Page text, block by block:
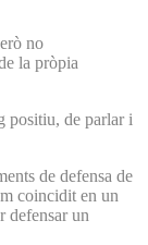
no
la pròpia
positiu, de parlar i
de defensa de
coincidit en un
defensar un